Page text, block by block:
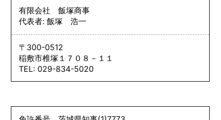
有限会社 飯塚商事
代表者: 飯塚 浩一
〒300-0512
稲敷市椎塚１７０８－１１
TEL: 029-834-5020